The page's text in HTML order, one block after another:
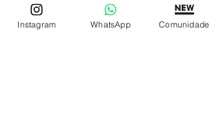
ossosdepoimentos
Instagram WhatsApp Comunidade